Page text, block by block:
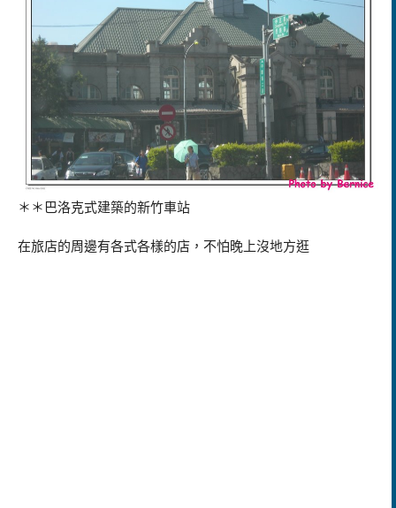
＊＊巴洛克式建築的新竹車站
在旅店的周邊有各式各樣的店，不怕晚上沒地方逛